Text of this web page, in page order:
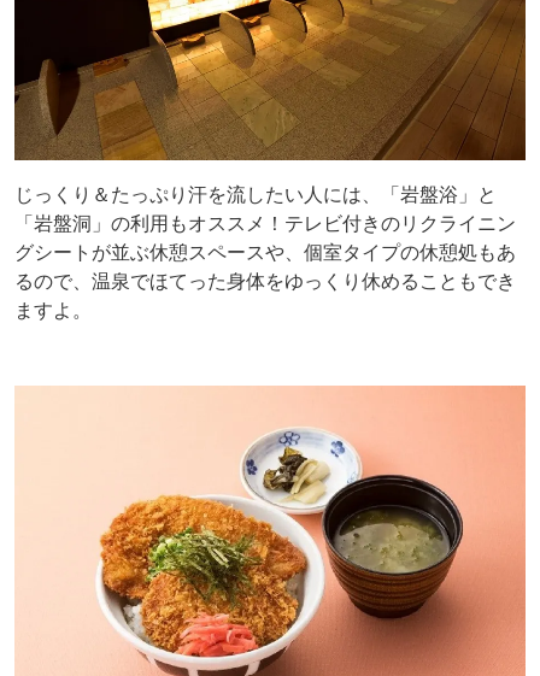
じっくり＆たっぷり汗を流したい人には、「岩盤浴」と
「岩盤洞」の利用もオススメ！テレビ付きのリクライニン
グシートが並ぶ休憩スペースや、個室タイプの休憩処もあ
るので、温泉でほてった身体をゆっくり休めることもでき
ますよ。